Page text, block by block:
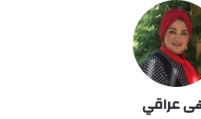
عراقي